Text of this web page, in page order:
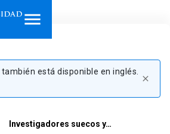
está disponible en inglés.
close
Investigadores suecos y…